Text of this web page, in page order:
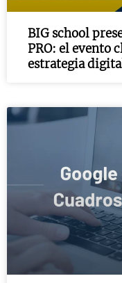
BIG school
PRO: el evento
estrategia